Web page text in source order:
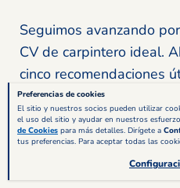
Seguimos avanzando
CV de carpintero ideal.
cinco recomendaciones
expertos en contratación
compartir contigo. ¿A
nuestro generador de
Preferencias de cookies
El sitio y nuestros socios pueden utilizar
el uso del sitio y ayudar en nuestros
de Cookies para más detalles. Dirígete a
tus preferencias. Para aceptar todas las